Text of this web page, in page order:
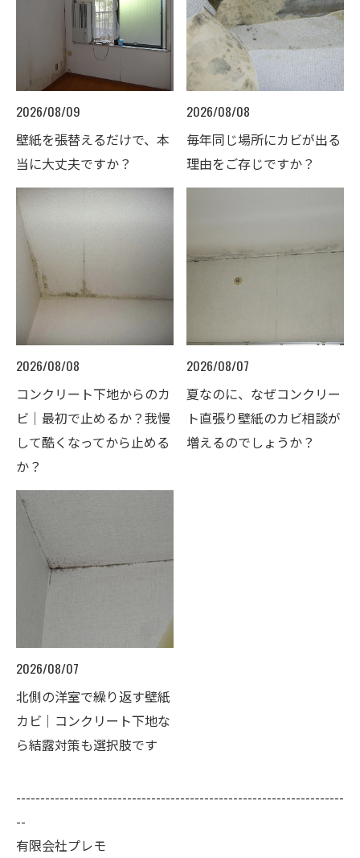
2026/08/09
壁紙を張替えるだけで、本
当に大丈夫ですか？
2026/08/08
毎年同じ場所にカビが出る
理由をご存じですか？
2026/08/08
コンクリート下地からのカ
ビ｜最初で止めるか？我慢
して酷くなってから止める
か？
2026/08/07
夏なのに、なぜコンクリー
ト直張り壁紙のカビ相談が
増えるのでしょうか？
2026/08/07
北側の洋室で繰り返す壁紙
カビ｜コンクリート下地な
ら結露対策も選択肢です
--------------------------------------------------------------------
--
有限会社プレモ